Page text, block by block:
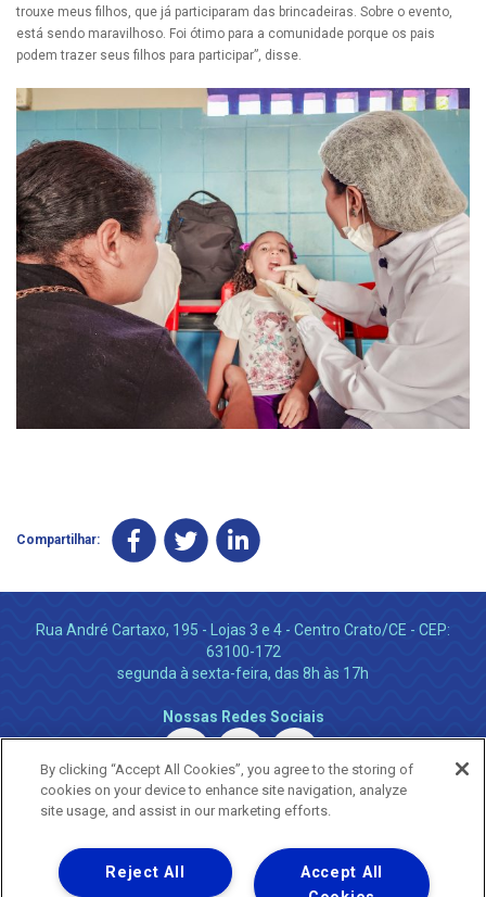
trouxe meus filhos, que já participaram das brincadeiras. Sobre o evento,
está sendo maravilhoso. Foi ótimo para a comunidade porque os pais
podem trazer seus filhos para participar”, disse.
Compartilhar:
Rua André Cartaxo, 195 - Lojas 3 e 4 - Centro Crato/CE - CEP:
63100-172
segunda à sexta-feira, das 8h às 17h
Nossas Redes Sociais
Uma empresa
Copyright ® 2026 - Todos os Direitos Reservados.
By clicking “Accept All Cookies”, you agree to the storing of
cookies on your device to enhance site navigation, analyze
site usage, and assist in our marketing efforts.
Accept All
Reject All